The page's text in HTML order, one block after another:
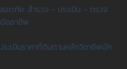
ดภัย: สำรวจ – ประเมิน – ตรวจ
ออาชีพ
ระเมินราคาที่ดินตามหลักวิชาชีพนัก